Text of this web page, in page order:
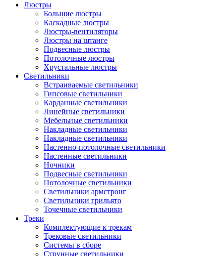
Люстры
Большие люстры
Каскадные люстры
Люстры-вентиляторы
Люстры на штанге
Подвесные люстры
Потолочные люстры
Хрустальные люстры
Светильники
Встраиваемые светильники
Гипсовые светильники
Карданные светильники
Линейные светильники
Мебельные светильники
Накладные светильники
Накладные светильники
Настенно-потолочные светильники
Настенные светильники
Ночники
Подвесные светильники
Потолочные светильники
Светильники армстронг
Светильники грильято
Точечные светильники
Треки
Комплектующие к трекам
Трековые светильники
Системы в сборе
Струнные светильники